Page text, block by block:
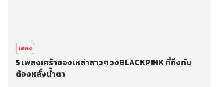
เพลง
5 เพลงเศร้าของเหล่าสาวๆ วงBLACKPINK ที่ถึงกับ
ต้องหลั่งน้ำตา